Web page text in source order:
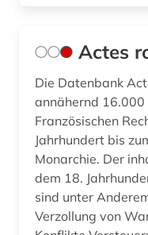
brandenburg (4)
brandschutz (3)
brasilien (1)
bremen (1)
Actes
Die Datenbank
annähernd 16.000
Französischen
Jahrhundert bis
Monarchie. Der
dem 18. Jahrhundert. Themen der
sind unter Anderem: Besteuerung
Verzollung von Waren Brücken- und